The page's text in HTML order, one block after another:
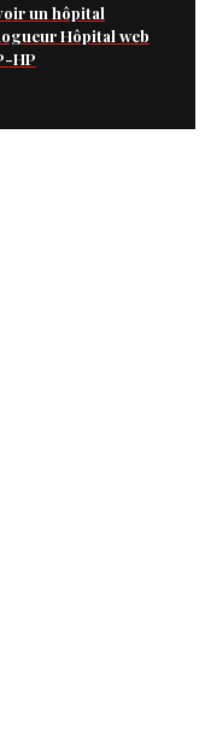
un hôpital
Hôpital web
HP